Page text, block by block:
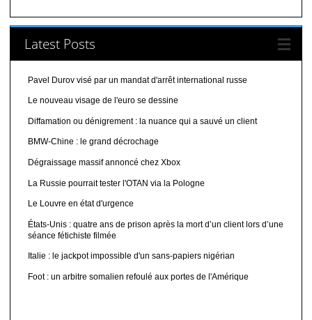
Latest Posts
Pavel Durov visé par un mandat d'arrêt international russe
Le nouveau visage de l'euro se dessine
Diffamation ou dénigrement : la nuance qui a sauvé un client
BMW-Chine : le grand décrochage
Dégraissage massif annoncé chez Xbox
La Russie pourrait tester l'OTAN via la Pologne
Le Louvre en état d'urgence
États-Unis : quatre ans de prison après la mort d’un client lors d’une
séance fétichiste filmée
Italie : le jackpot impossible d'un sans-papiers nigérian
Foot : un arbitre somalien refoulé aux portes de l'Amérique